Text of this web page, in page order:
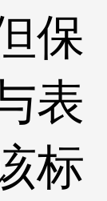
保
表
标